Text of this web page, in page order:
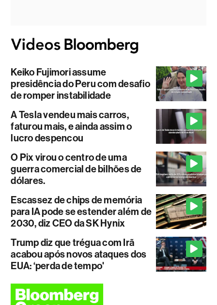
Keiko Fujimori assume
presidência do Peru com desafio
de romper instabilidade
A Tesla vendeu mais carros,
faturou mais, e ainda assim o
lucro despencou
O Pix virou o centro de uma
guerra comercial de bilhões de
dólares.
Escassez de chips de memória
para IA pode se estender além de
2030, diz CEO da SK Hynix
Trump diz que trégua com Irã
acabou após novos ataques dos
EUA: ‘perda de tempo'